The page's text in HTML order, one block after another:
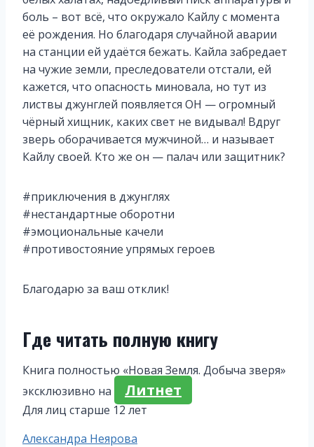
боль – вот всё, что окружало Кайлу с момента
её рождения. Но благодаря случайной аварии
на станции ей удаётся бежать. Кайла забредает
на чужие земли, преследователи отстали, ей
кажется, что опасность миновала, но тут из
листвы джунглей появляется ОН — огромный
чёрный хищник, каких свет не видывал! Вдруг
зверь оборачивается мужчиной… и называет
Кайлу своей. Кто же он — палач или защитник?
#приключения в джунглях
#нестандартные оборотни
#эмоциональные качели
#противостояние упрямых героев
Благодарю за ваш отклик!
Где читать полную книгу
Книга полностью «Новая Земля. Добыча зверя»
эксклюзивно на
Литнет
Для лиц старше 12 лет
Метки
Александра Неярова